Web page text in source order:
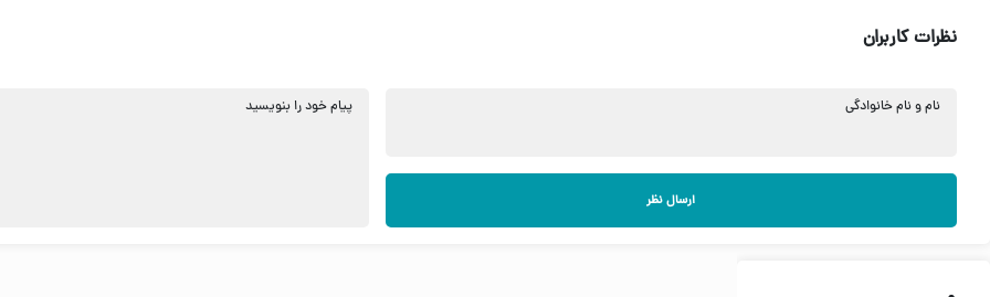
نظرات کاربران
نام و نام خانوادگی
ارسال نظر
پیام خود را بنویسید